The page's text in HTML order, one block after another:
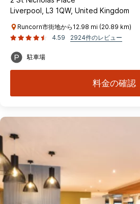
Liverpool, L3 1QW, United Kingdom
Runcorn市街地から12.98 mi (20.89 km)
4.59
2924件のレビュー
駐車場
料金の確認